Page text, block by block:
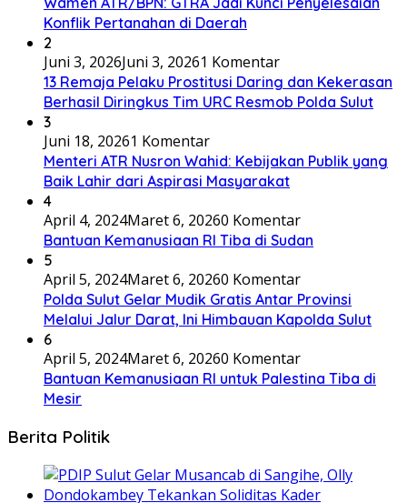
Konflik Pertanahan di Daerah
2
Juni 3, 2026Juni 3, 20261 Komentar
13 Remaja Pelaku Prostitusi Daring dan Kekerasan
Berhasil Diringkus Tim URC Resmob Polda Sulut
3
Juni 18, 20261 Komentar
Menteri ATR Nusron Wahid: Kebijakan Publik yang
Baik Lahir dari Aspirasi Masyarakat
4
April 4, 2024Maret 6, 20260 Komentar
Bantuan Kemanusiaan RI Tiba di Sudan
5
April 5, 2024Maret 6, 20260 Komentar
Polda Sulut Gelar Mudik Gratis Antar Provinsi
Melalui Jalur Darat, Ini Himbauan Kapolda Sulut
6
April 5, 2024Maret 6, 20260 Komentar
Bantuan Kemanusiaan RI untuk Palestina Tiba di
Mesir
Berita Politik